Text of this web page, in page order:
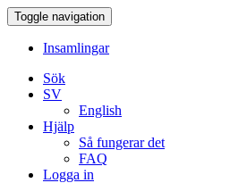
Toggle navigation
Insamlingar
Sök
SV
English
Hjälp
Så fungerar det
FAQ
Logga in